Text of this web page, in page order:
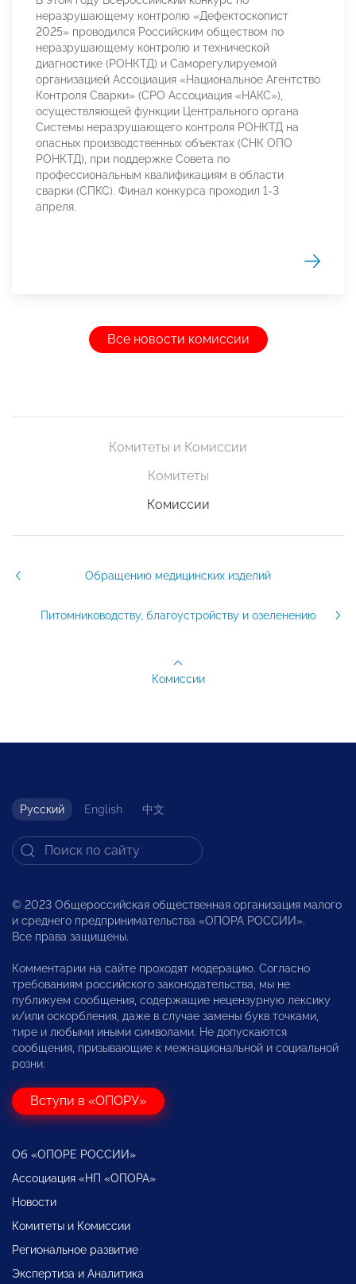
неразрушающему контролю «Дефектоскопист
2025» проводился Российским обществом по
неразрушающему контролю и технической
диагностике (РОНКТД) и Саморегулируемой
организацией Ассоциация «Национальное Агентство
Контроля Сварки» (СРО Ассоциация «НАКС»),
осуществляющей функции Центрального органа
Системы неразрушающего контроля РОНКТД на
опасных производственных объектах (СНК ОПО
РОНКТД), при поддержке Совета по
профессиональным квалификациям в области
сварки (СПКС). Финал конкурса проходил 1-3
апреля.
Все новости комиссии
Комитеты и Комиссии
Комитеты
Комиссии
Обращению медицинских изделий
Питомниководству, благоустройству и озеленению
Комиссии
Русский English 中文
© 2023 Общероссийская общественная организация малого
и среднего предпринимательства «ОПОРА РОССИИ».
Все права защищены.
Комментарии на сайте проходят модерацию. Согласно
требованиям российского законодательства, мы не
публикуем сообщения, содержащие нецензурную лексику
и/или оскорбления, даже в случае замены букв точками,
тире и любыми иными символами. Не допускаются
сообщения, призывающие к межнациональной и социальной
розни.
Вступи в «ОПОРУ»
Об «ОПОРЕ РОССИИ»
Ассоциация «НП «ОПОРА»
Новости
Комитеты и Комиссии
Региональное развитие
Экспертиза и Аналитика